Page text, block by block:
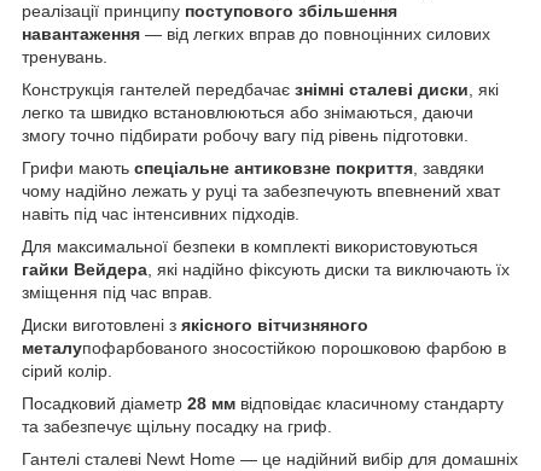
реалізації принципу поступового збільшення
навантаження — від легких вправ до повноцінних силових
тренувань.
Конструкція гантелей передбачає знімні сталеві диски, які
легко та швидко встановлюються або знімаються, даючи
змогу точно підбирати робочу вагу під рівень підготовки.
Грифи мають спеціальне антиковзне покриття, завдяки
чому надійно лежать у руці та забезпечують впевнений хват
навіть під час інтенсивних підходів.
Для максимальної безпеки в комплекті використовуються
гайки Вейдера, які надійно фіксують диски та виключають їх
зміщення під час вправ.
Диски виготовлені з якісного вітчизняного
металупофарбованого зносостійкою порошковою фарбою в
сірий колір.
Посадковий діаметр 28 мм відповідає класичному стандарту
та забезпечує щільну посадку на гриф.
Гантелі сталеві Newt Home — це надійний вибір для домашніх